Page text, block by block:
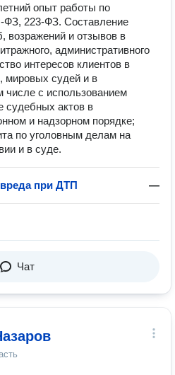
опыт работы по
223-ФЗ. Составление
возражений и отзывов в
административного
интересов клиентов в
мировых судей и в
числе с использованием
судебных актов в
и надзорном порядке;
по уголовным делам на
и в суде.
при ДТП —
Чат